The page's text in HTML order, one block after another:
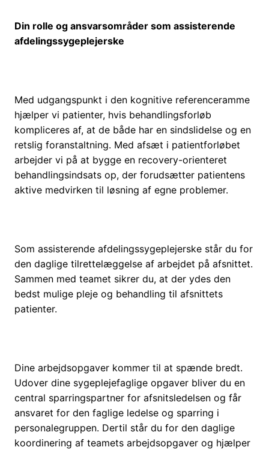
Din rolle og ansvarsområder som assisterende
afdelingssygeplejerske
Med udgangspunkt i den kognitive referenceramme
hjælper vi patienter, hvis behandlingsforløb
kompliceres af, at de både har en sindslidelse og en
retslig foranstaltning. Med afsæt i patientforløbet
arbejder vi på at bygge en recovery-orienteret
behandlingsindsats op, der forudsætter patientens
aktive medvirken til løsning af egne problemer.
Som assisterende afdelingssygeplejerske står du for
den daglige tilrettelæggelse af arbejdet på afsnittet.
Sammen med teamet sikrer du, at der ydes den
bedst mulige pleje og behandling til afsnittets
patienter.
Dine arbejdsopgaver kommer til at spænde bredt.
Udover dine sygeplejefaglige opgaver bliver du en
central sparringspartner for afsnitsledelsen og får
ansvaret for den faglige ledelse og sparring i
personalegruppen. Dertil står du for den daglige
koordinering af teamets arbejdsopgaver og hjælper